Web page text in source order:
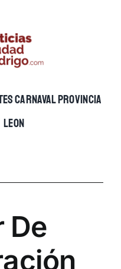
CARNAVALPROVINCIA
De